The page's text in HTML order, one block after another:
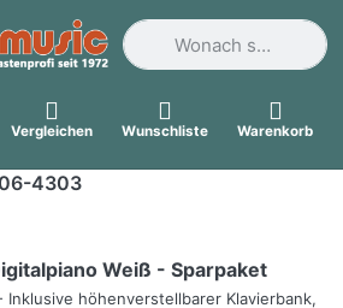
Geben Sie einen
Vergleichen Wunschliste Warenkorb
4303
Weiß - Sparpaket
Inklusive höhenverstellbarer Klavierbank,